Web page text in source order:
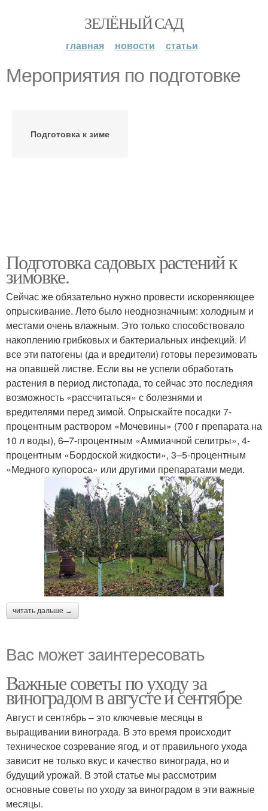
ЗЕЛЁНЫЙ САД
главная новости статьи
Мероприятия по подготовке
Подготовка к зиме
Подготовка садовых растений к
зимовке.
Сейчас же обязательно нужно провести искореняющее
опрыскивание. Лето было неоднозначным: холодным и
местами очень влажным. Это только способствовало
накоплению грибковых и бактериальных инфекций. И
все эти патогены (да и вредители) готовы перезимовать
на опавшей листве. Если вы не успели обработать
растения в период листопада, то сейчас это последняя
возможность «рассчитаться» с болезнями и
вредителями перед зимой. Опрыскайте посадки 7-
процентным раствором «Мочевины» (700 г препарата на
10 л воды), 6–7-процентным «Аммиачной селитры», 4-
процентным «Бордоской жидкости», 3–5‑процентным
«Медного купороса» или другими препаратами меди.
читать дальше →
Вас может заинтересовать
Важные советы по уходу за
виноградом в августе и сентябре
Август и сентябрь – это ключевые месяцы в
выращивании винограда. В это время происходит
техническое созревание ягод, и от правильного ухода
зависит не только вкус и качество винограда, но и
будущий урожай. В этой статье мы рассмотрим
основные советы по уходу за виноградом в эти важные
месяцы.